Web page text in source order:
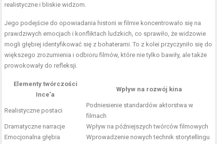
realistyczne i bliskie widzom.
Jego podejście do opowiadania historii w filmie koncentrowało się na
prawdziwych emocjach i konfliktach ludzkich, co sprawiło, że widzowie
mogli głębiej identyfikować się z bohaterami. To z kolei przyczyniło się do
większego zrozumienia i odbioru filmów, które nie tylko bawiły, ale także
prowokowały do refleksji.
Elementy twórczości
Ince’a
Wpływ na rozwój kina
Realistyczne postaci
Podniesienie standardów aktorstwa w
filmach
Dramatyczne narracje
Wpływ na późniejszych twórców filmowych
Emocjonalna głębia
Wprowadzenie nowych technik storytellingu